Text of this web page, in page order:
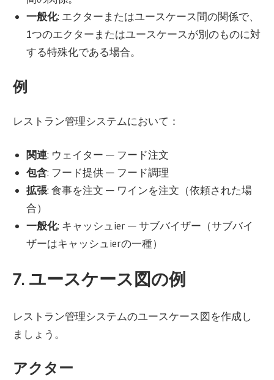
一般化: エクターまたはユースケース間の関係で、
1つのエクターまたはユースケースが別のものに対
する特殊化である場合。
例
レストラン管理システムにおいて：
関連: ウェイター — フード注文
包含: フード提供 — フード調理
拡張: 食事を注文 — ワインを注文（依頼された場
合）
一般化: キャッシュier — サブバイザー（サブバイ
ザーはキャッシュierの一種）
7. ユースケース図の例
レストラン管理システムのユースケース図を作成し
ましょう。
アクター